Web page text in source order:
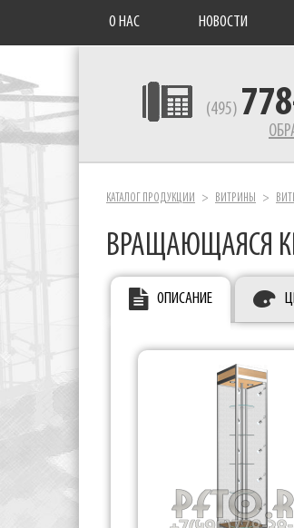
О НАС НОВОСТИ
(495)
КАТАЛОГ ПРОДУКЦИИ ВИТРИНЫ
ВРАЩАЮЩАЯСЯ
ОПИСАНИЕ